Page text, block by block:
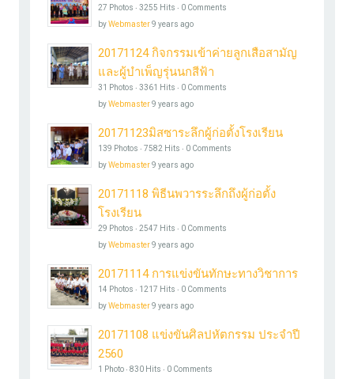
27 Photos ‧ 3255 Hits ‧ 0 Comments
byWebmaster9 years ago
20171124 กิจกรรมเข้าค่ายลูกเสือสามัญ
และผู้บำเพ็ญรุ่นนกสีฟ้า
31 Photos ‧ 3361 Hits ‧ 0 Comments
byWebmaster9 years ago
20171123มิสซาระลึกผู้ก่อตั้งโรงเรียน
139 Photos ‧ 7582 Hits ‧ 0 Comments
byWebmaster9 years ago
20171118 พิธีนพวารระลึกถึงผู้ก่อตั้ง
โรงเรียน
29 Photos ‧ 2547 Hits ‧ 0 Comments
byWebmaster9 years ago
20171114 การแข่งขันทักษะทางวิชาการ
14 Photos ‧ 1217 Hits ‧ 0 Comments
byWebmaster9 years ago
20171108 แข่งขันศิลปหัตกรรม ประจำปี
2560
1 Photo ‧ 830 Hits ‧ 0 Comments